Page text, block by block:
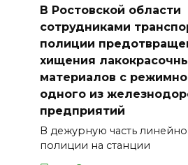
В Ростовской области
сотрудниками
полиции
хищения
материалов с
одного из
предприятий
В дежурную часть
полиции на станции